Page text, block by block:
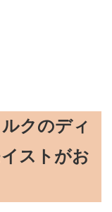
クのディ
ストがお